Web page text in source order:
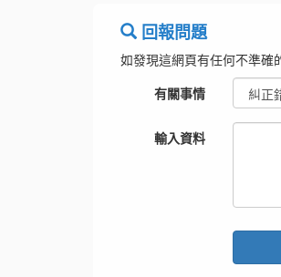
回報問題
如發現這網頁有任何不準確
有關事情
輸入資料